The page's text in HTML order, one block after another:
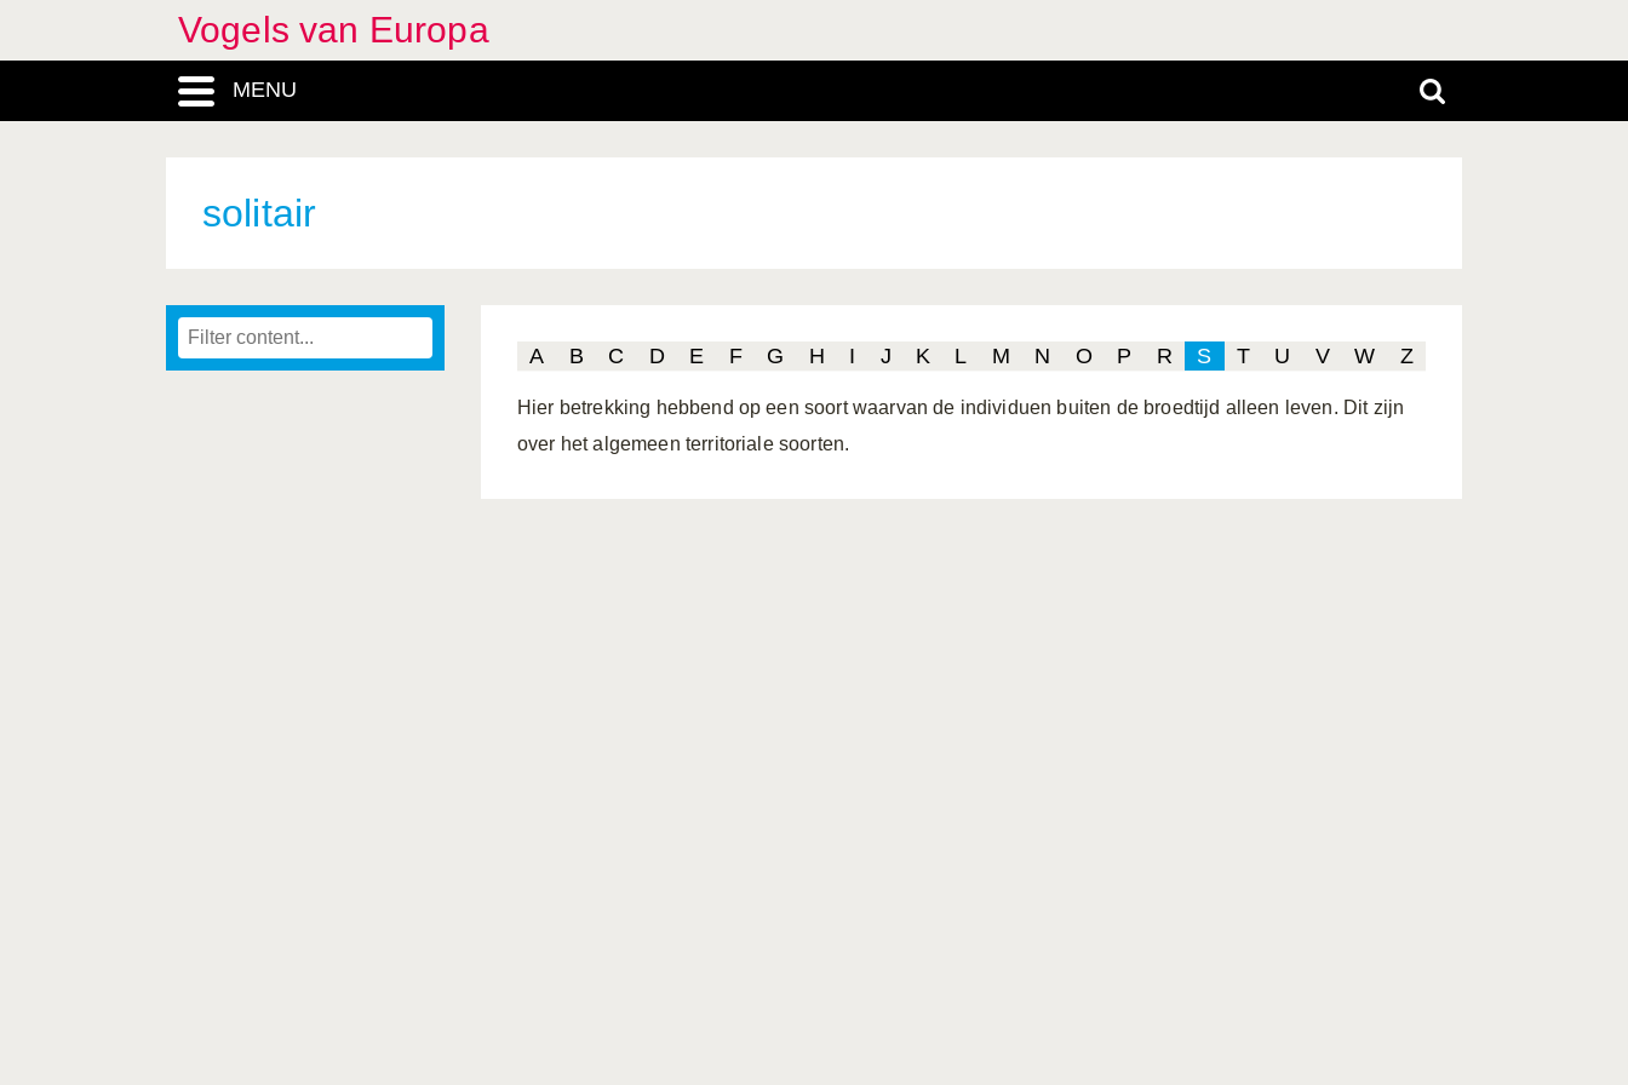
Vogels van Europa
MENU
solitair
A B C D E F G H I J K L M N O P R S T U V W Z
Hier betrekking hebbend op een soort waarvan de individuen buiten de broedtijd alleen leven. Dit zijn
over het algemeen territoriale soorten.